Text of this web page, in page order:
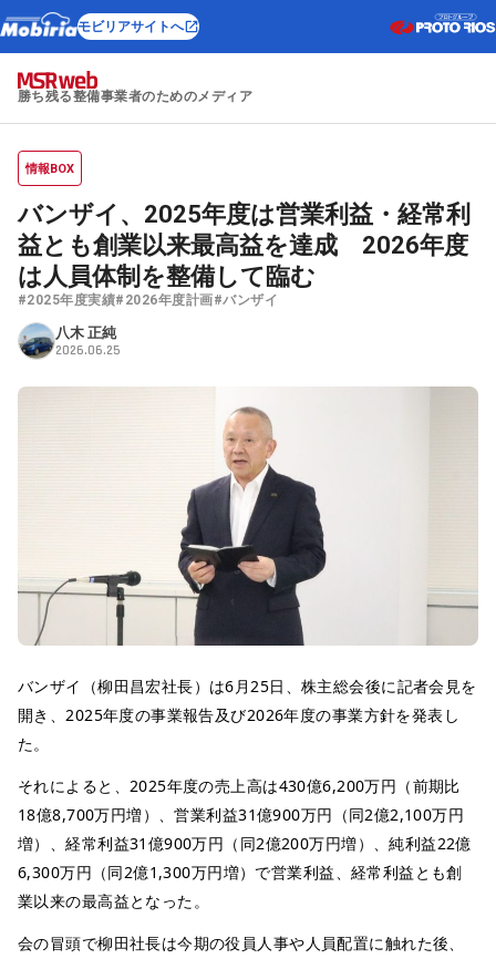
モビリアサイトへ
勝ち残る整備事業者のためのメディア
情報BOX
バンザイ、2025年度は営業利益・経常利
益とも創業以来最高益を達成 2026年度
は人員体制を整備して臨む
#2025年度実績#2026年度計画#バンザイ
八木 正純
2026.06.25
バンザイ（柳田昌宏社長）は6月25日、株主総会後に記者会見を
開き、2025年度の事業報告及び2026年度の事業方針を発表し
た。
それによると、2025年度の売上高は430億6,200万円（前期比
18億8,700万円増）、営業利益31億900万円（同2億2,100万円
増）、経常利益31億900万円（同2億200万円増）、純利益22億
6,300万円（同2億1,300万円増）で営業利益、経常利益とも創
業以来の最高益となった。
会の冒頭で柳田社長は今期の役員人事や人員配置に触れた後、